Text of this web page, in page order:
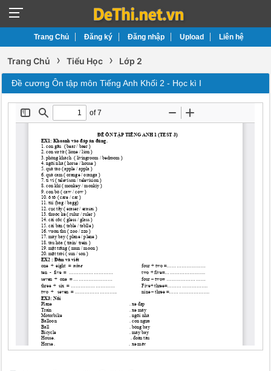
Trang Chủ Đăng ký Đăng nhập Upload Liên hệ
Trang Chủ › Tiểu Học › Lớp 2
Đề cương Ôn tập môn Tiếng Anh Khối 2 - Học kì I